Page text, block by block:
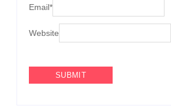
Email*
Website